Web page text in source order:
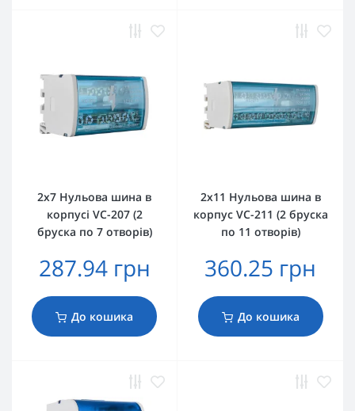
2х7 Нульова шина в
корпусі VC-207 (2
бруска по 7 отворів)
287.94 грн
До кошика
2х11 Нульова шина в
корпус VC-211 (2 бруска
по 11 отворів)
360.25 грн
До кошика